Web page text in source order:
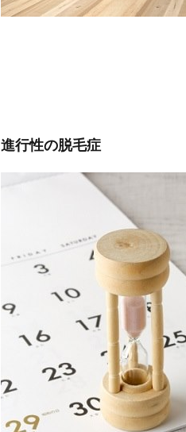
酒や
アプ
リン
グは
無料
受け
られ
薬で
進行性の脱毛症